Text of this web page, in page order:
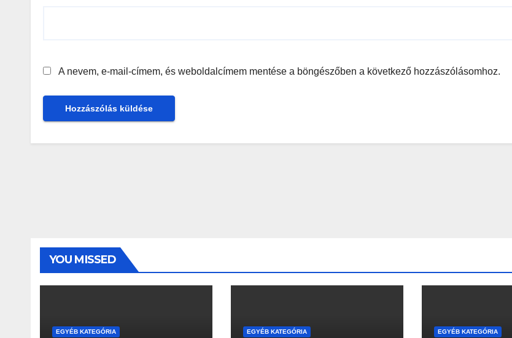
A nevem, e-mail-címem, és weboldalcímem mentése a böngészőben a következő hozzászólásomhoz.
YOU MISSED
EGYÉB KATEGÓRIA EGYÉB KATEGÓRIA EGYÉB KATEGÓRIA